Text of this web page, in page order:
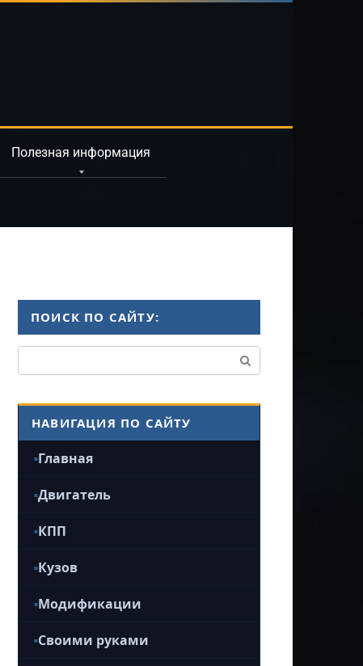
Полезная информация
ПОИСК ПО САЙТУ:
НАВИГАЦИЯ ПО САЙТУ
Главная
Двигатель
КПП
Кузов
Модификации
Своими руками